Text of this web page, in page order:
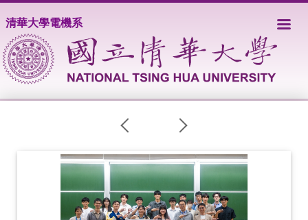
到
主
要
內
容
清華大學電機系